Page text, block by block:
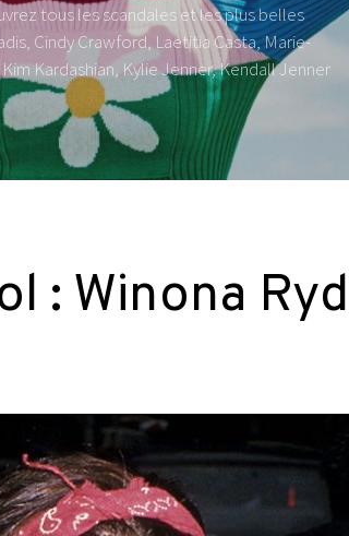
tous les scandales et les plus belles
Cindy Crawford, Laetitia Casta, Marie-
Kardashian, Kylie Jenner, Kendall Jenner
: Winona